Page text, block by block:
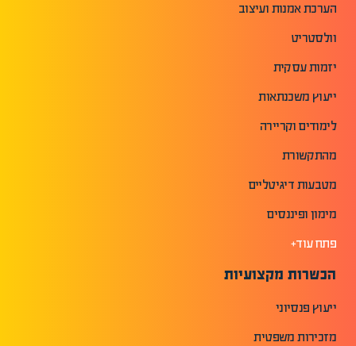
הערכת אמנות ועיצוב
וולסטריט
יזמות עסקית
ייעוץ משכנתאות
לימודים וקריירה
מהתקשורת
מטבעות דיגיטליים
מימון ופיננסים
פתח עוד+
הכשרות מקצועיות
ייעוץ פנסיוני
מזכירות משפטית